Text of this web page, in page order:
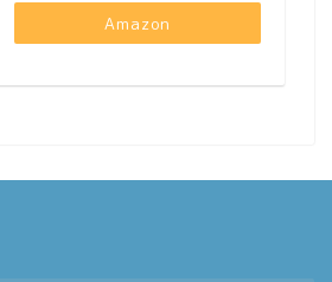
Amazon